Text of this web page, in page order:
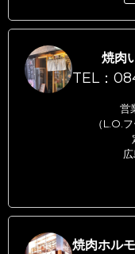
焼肉
TEL：
営
（L.O.
焼肉ホル